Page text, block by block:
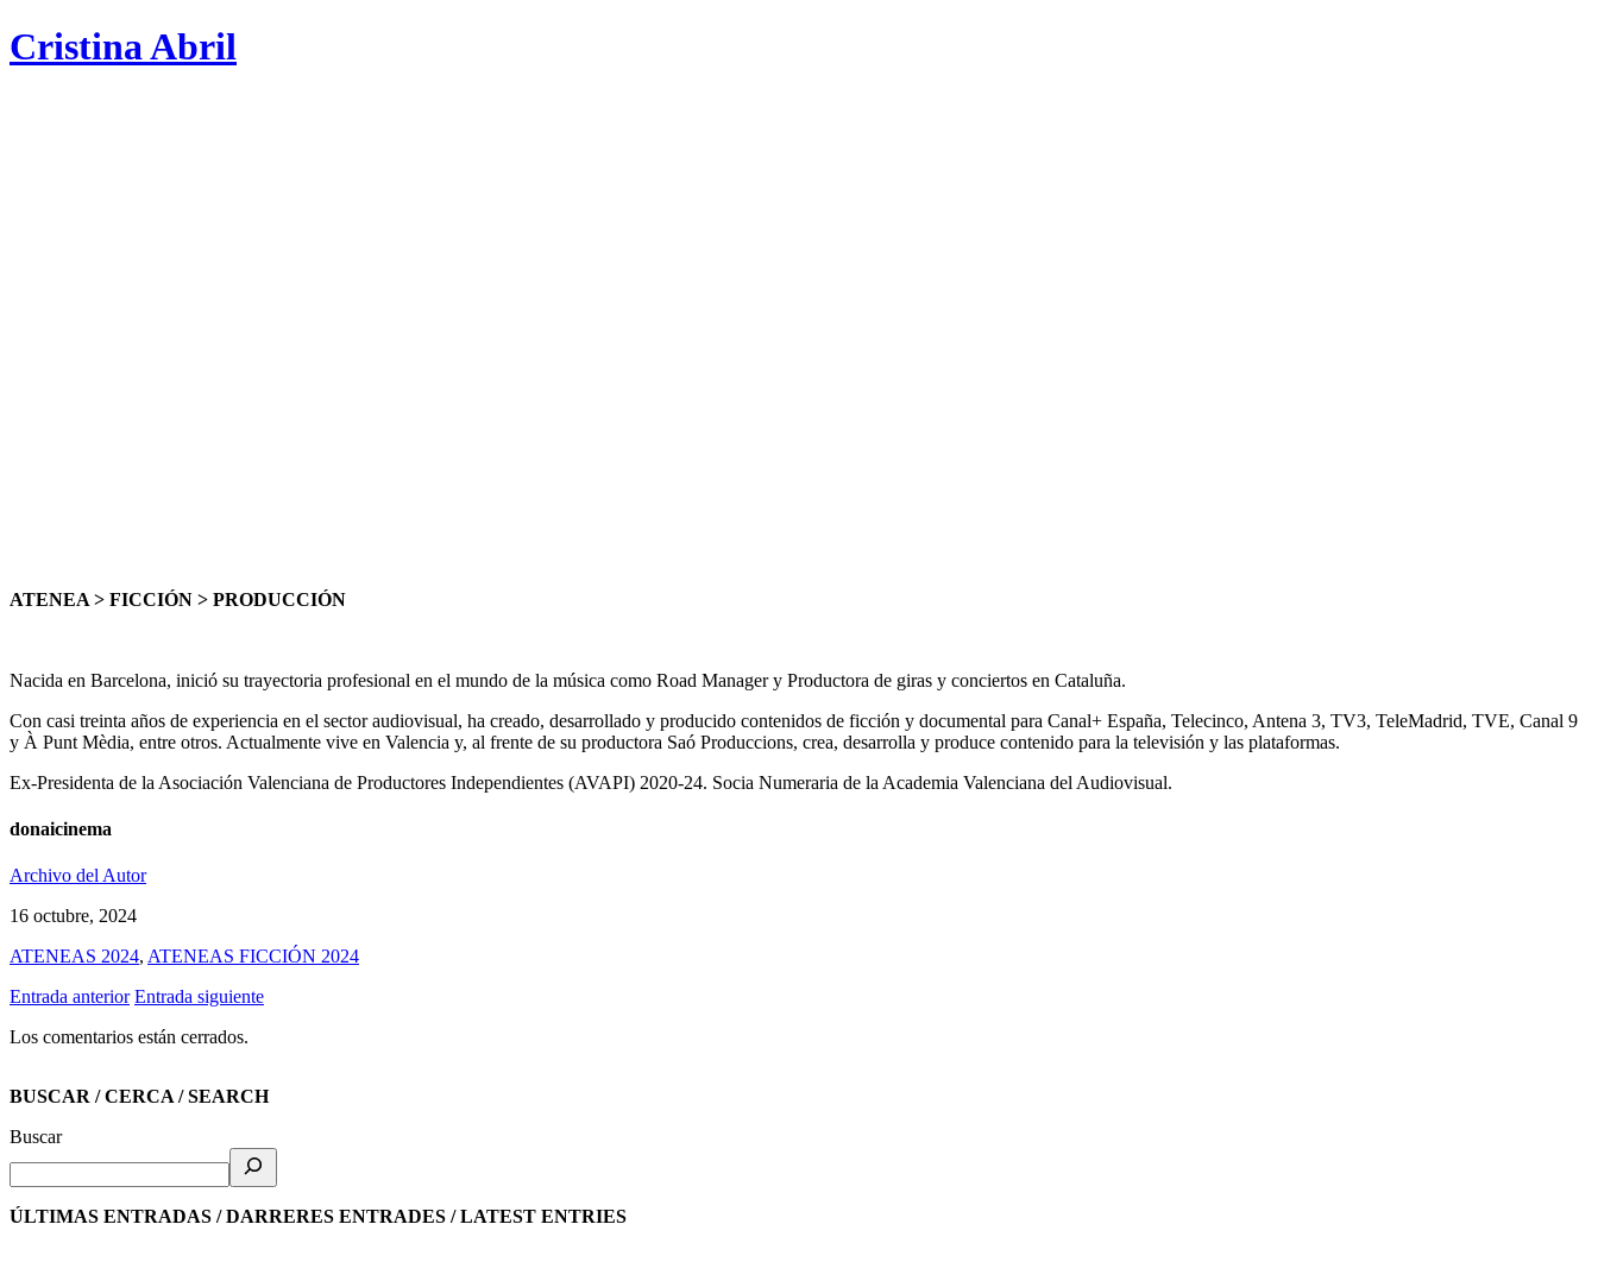
Cristina Abril
ATENEA > FICCIÓN > PRODUCCIÓN
Nacida en Barcelona, inició su trayectoria profesional en el mundo de la música como Road Manager y Productora de giras y conciertos en Cataluña.
Con casi treinta años de experiencia en el sector audiovisual, ha creado, desarrollado y producido contenidos de ficción y documental para Canal+ España, Telecinco, Antena 3, TV3, TeleMadrid, TVE, Canal 9
y À Punt Mèdia, entre otros. Actualmente vive en Valencia y, al frente de su productora Saó Produccions, crea, desarrolla y produce contenido para la televisión y las plataformas.
Ex-Presidenta de la Asociación Valenciana de Productores Independientes (AVAPI) 2020-24. Socia Numeraria de la Academia Valenciana del Audiovisual.
donaicinema
Archivo del Autor
16 octubre, 2024
ATENEAS 2024, ATENEAS FICCIÓN 2024
Entrada anterior Entrada siguiente
Los comentarios están cerrados.
BUSCAR / CERCA / SEARCH
Buscar
ÚLTIMAS ENTRADAS / DARRERES ENTRADES / LATEST ENTRIES